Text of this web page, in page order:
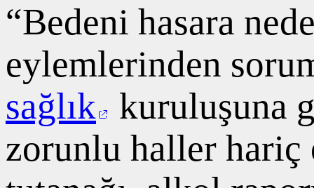
“Bedeni hasara
eylemlerinden
sağlık kuruluşuna
zorunlu haller hariç